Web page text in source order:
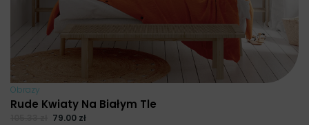
Obrazy
Rude Kwiaty Na Białym Tle
79.00 zł